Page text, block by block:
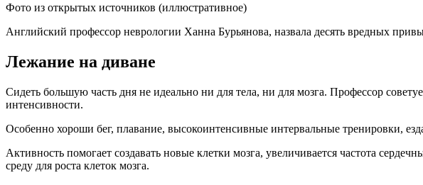
Фото из открытых источников (иллюстративное)
Английский профессор неврологии Ханна Бурьянова, назвала десять вредных
Лежание на диване
Сидеть большую часть дня не идеально ни для тела, ни для мозга. Профессор
интенсивности.
Особенно хороши бег, плавание, высокоинтенсивные интервальные тренировки,
Активность помогает создавать новые клетки мозга, увеличивается частота
среду для роста клеток мозга.